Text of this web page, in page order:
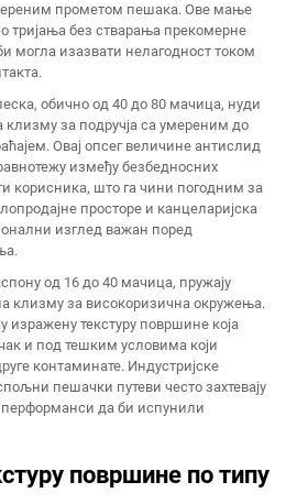
прометом пешака. Ове мање
тријања без стварања прекомерне
могла изазвати нелагодност током
обично од 40 до 80 мачица, нуди
за подручја са умереним до
Овај опсег величине антислид
између безбедносних
корисника, што га чини погодним за
просторе и канцеларијска
изглед важан поред
од 16 до 40 мачица, пружају
клизму за високоризична окружења.
изражену текстуру површине која
и под тешким условима који
контаминате. Индустријске
пешачки путеви често захтевају
перформанси да би испунили
површине по типу